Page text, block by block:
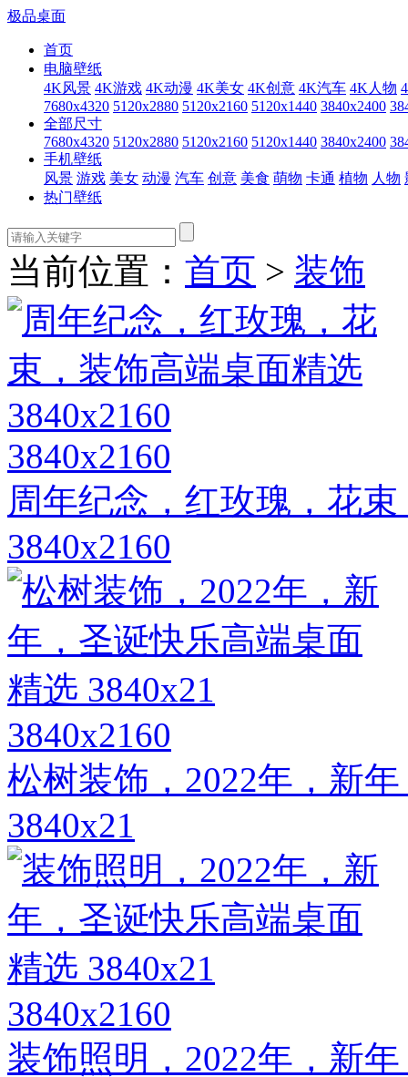
极品桌面
首页
电脑壁纸
4K风景 4K游戏 4K动漫 4K美女 4K创意 4K汽车 4K人物
7680x4320 5120x2880 5120x2160 5120x1440 3840x2400
全部尺寸
7680x4320 5120x2880 5120x2160 5120x1440 3840x2400
手机壁纸
风景 游戏 美女 动漫 汽车 创意 美食 萌物 卡通 植物 人物
热门壁纸
当前位置： 首页 > 装饰
3840x2160
周年纪念，红玫瑰，花
3840x2160
3840x2160
松树装饰，2022年，新
3840x21
3840x2160
装饰照明，2022年，新